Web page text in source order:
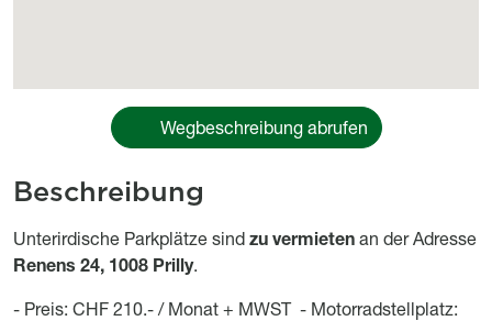
Wegbeschreibung abrufen
Beschreibung
Object description
Unterirdische Parkplätze sind zu vermieten an der Adresse
Renens 24, 1008 Prilly.
- Preis: CHF 210.- / Monat + MWST - Motorradstellplatz: